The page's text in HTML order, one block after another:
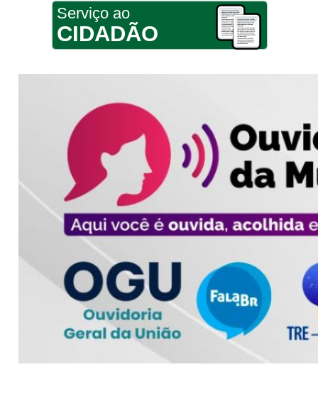
Serviço ao
CIDADÃO